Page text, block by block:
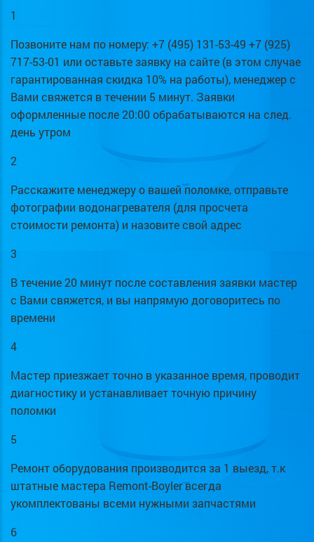
1
Позвоните нам по номеру: +7 (495) 131-53-49 +7 (925)
717-53-01 или оставьте заявку на сайте (в этом случае
гарантированная скидка 10% на работы), менеджер с
Вами свяжется в течении 5 минут. Заявки
оформленные после 20:00 обрабатываются на след.
день утром
2
Расскажите менеджеру о вашей поломке, отправьте
фотографии водонагревателя (для просчета
стоимости ремонта) и назовите свой адрес
3
В течение 20 минут после составления заявки мастер
с Вами свяжется, и вы напрямую договоритесь по
времени
4
Мастер приезжает точно в указанное время, проводит
диагностику и устанавливает точную причину
поломки
5
Ремонт оборудования производится за 1 выезд, т.к
штатные мастера Remont-Boyler всегда
укомплектованы всеми нужными запчастями
6